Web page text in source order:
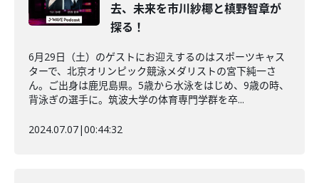
去、未来を市川紗椰と槙野智章が
探る！
6月29日（土）のゲストにお迎えするのはスポーツキャス
ターで、北京オリンピック競泳メダリストの宮下純一さ
ん。ご出身は鹿児島県。5歳から水泳をはじめ、9歳の時、
背泳ぎの選手に。筑波大学の体育専門学群を卒...
2024.07.07|00:44:32